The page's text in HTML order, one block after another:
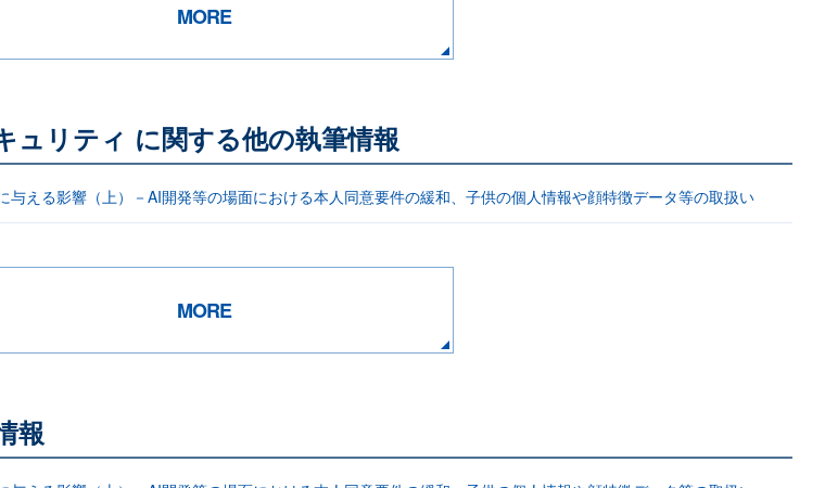
MORE
ュリティ に関する他の執筆情報
与える影響（上）－AI開発等の場面における本人同意要件の緩和、子供の個人情報や顔特徴データ等の取扱い
MORE
報